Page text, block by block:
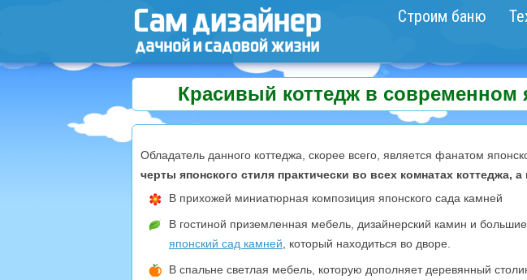
Строим баню
Красивый коттедж в современном
Обладатель данного коттеджа, скорее всего, является фанатом
черты японского стиля практически во всех комнатах коттеджа,
В прихожей миниатюрная композиция японского сада камней
В гостиной приземленная мебель, дизайнерский камин и
японский сад камней , который находиться во дворе.
В спальне светлая мебель, которую дополняет деревянный